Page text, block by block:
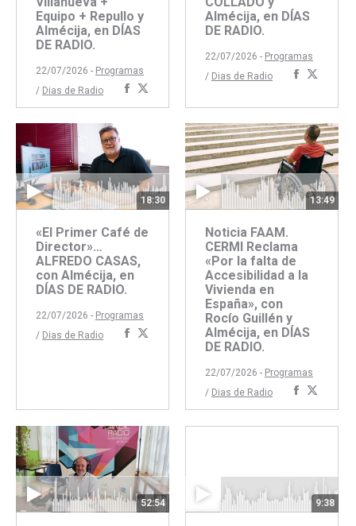
Equipo + Repullo y
Almécija, en DÍAS
DE RADIO.
22/07/2026 - Programas
/ Dias de Radio
Compartir
con
Facebook
con
Twitter
Almécija, en DÍAS
DE RADIO.
22/07/2026 - Programas
/ Dias de Radio
Compartir
18:30
«El Primer Café de
Director»…
ALFREDO CASAS,
con Almécija, en
DÍAS DE RADIO.
22/07/2026 - Programas
/ Dias de Radio
Compartir
13:49
Noticia FAAM.
CERMI Reclama
«Por la falta de
Accesibilidad a la
Vivienda en
España», con
Rocío Guillén y
Almécija, en DÍAS
DE RADIO.
22/07/2026 - Programas
/ Dias de Radio
Compartir
concon
52:54 9:38